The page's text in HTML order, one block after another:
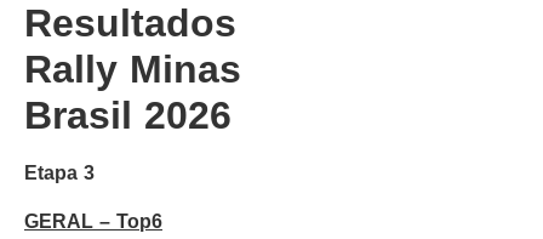
Resultados
Rally Minas
Brasil 2026
Etapa 3
GERAL – Top6